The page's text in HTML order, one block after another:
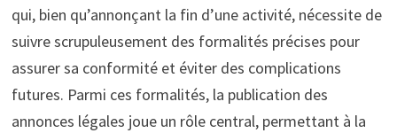
qui, bien qu’annonçant la fin d’une activité, nécessite de
suivre scrupuleusement des formalités précises pour
assurer sa conformité et éviter des complications
futures. Parmi ces formalités, la publication des
annonces légales joue un rôle central, permettant à la